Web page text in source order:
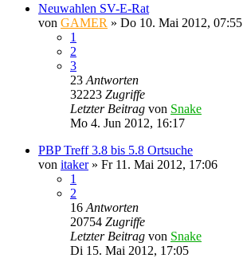
Neuwahlen SV-E-Rat
von GAMER » Do 10. Mai 2012, 07:55
1
2
3
23 Antworten
32223 Zugriffe
Letzter Beitrag von Snake
Mo 4. Jun 2012, 16:17
PBP Treff 3.8 bis 5.8 Ortsuche
von itaker» Fr 11. Mai 2012, 17:06
1
2
16 Antworten
20754 Zugriffe
Letzter Beitrag von Snake
Di 15. Mai 2012, 17:05